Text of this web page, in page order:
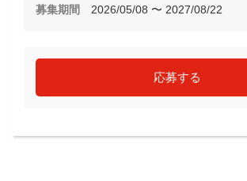
募集期間 2026/05/08 〜 2027/08/22
応募する